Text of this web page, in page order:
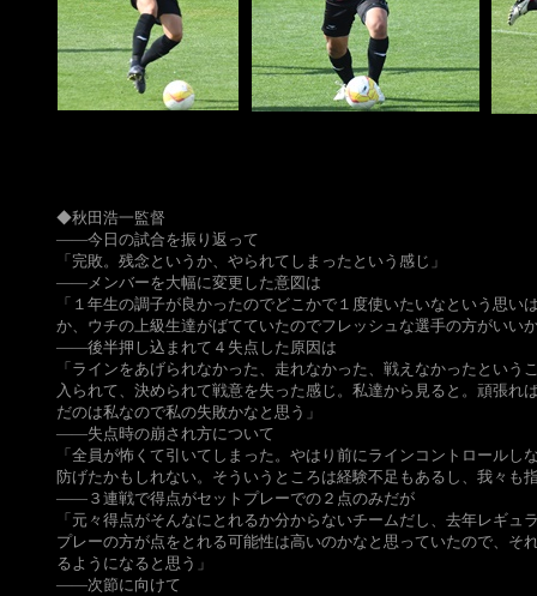
◆秋田浩一監督
――今日の試合を振り返って
「完敗。残念というか、やられてしまったという感じ」
――メンバーを大幅に変更した意図は
「１年生の調子が良かったのでどこかで１度使いたいなという思
か、ウチの上級生達がばてていたのでフレッシュな選手の方がいい
――後半押し込まれて４失点した原因は
「ラインをあげられなかった、走れなかった、戦えなかったとい
入られて、決められて戦意を失った感じ。私達から見ると。頑張
だのは私なので私の失敗かなと思う」
――失点時の崩され方について
「全員が怖くて引いてしまった。やはり前にラインコントロール
防げたかもしれない。そういうところは経験不足もあるし、我々も
――３連戦で得点がセットプレーでの２点のみだが
「元々得点がそんなにとれるか分からないチームだし、去年レギ
プレーの方が点をとれる可能性は高いのかなと思っていたので、
るようになると思う」
――次節に向けて